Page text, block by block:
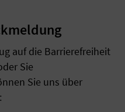
auf die Barrierefreiheit
Sie
Sie uns über